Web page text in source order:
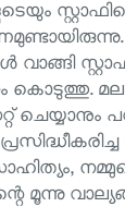
വാങ്ങി
കൊടുത്തു.
ചെയ്യാനും
മൂന്നു